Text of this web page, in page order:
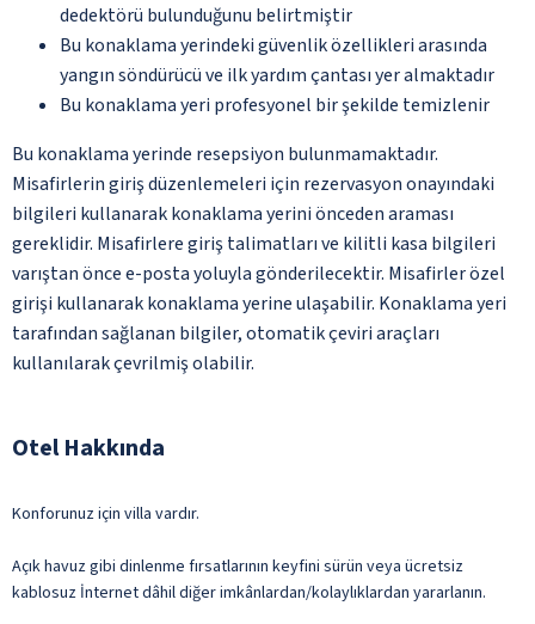
dedektörü bulunduğunu belirtmiştir
Bu konaklama yerindeki güvenlik özellikleri arasında
yangın söndürücü ve ilk yardım çantası yer almaktadır
Bu konaklama yeri profesyonel bir şekilde temizlenir
Bu konaklama yerinde resepsiyon bulunmamaktadır.
Misafirlerin giriş düzenlemeleri için rezervasyon onayındaki
bilgileri kullanarak konaklama yerini önceden araması
gereklidir. Misafirlere giriş talimatları ve kilitli kasa bilgileri
varıştan önce e-posta yoluyla gönderilecektir. Misafirler özel
girişi kullanarak konaklama yerine ulaşabilir. Konaklama yeri
tarafından sağlanan bilgiler, otomatik çeviri araçları
kullanılarak çevrilmiş olabilir.
Otel Hakkında
Konforunuz için villa vardır.
Açık havuz gibi dinlenme fırsatlarının keyfini sürün veya ücretsiz
kablosuz İnternet dâhil diğer imkânlardan/kolaylıklardan yararlanın.